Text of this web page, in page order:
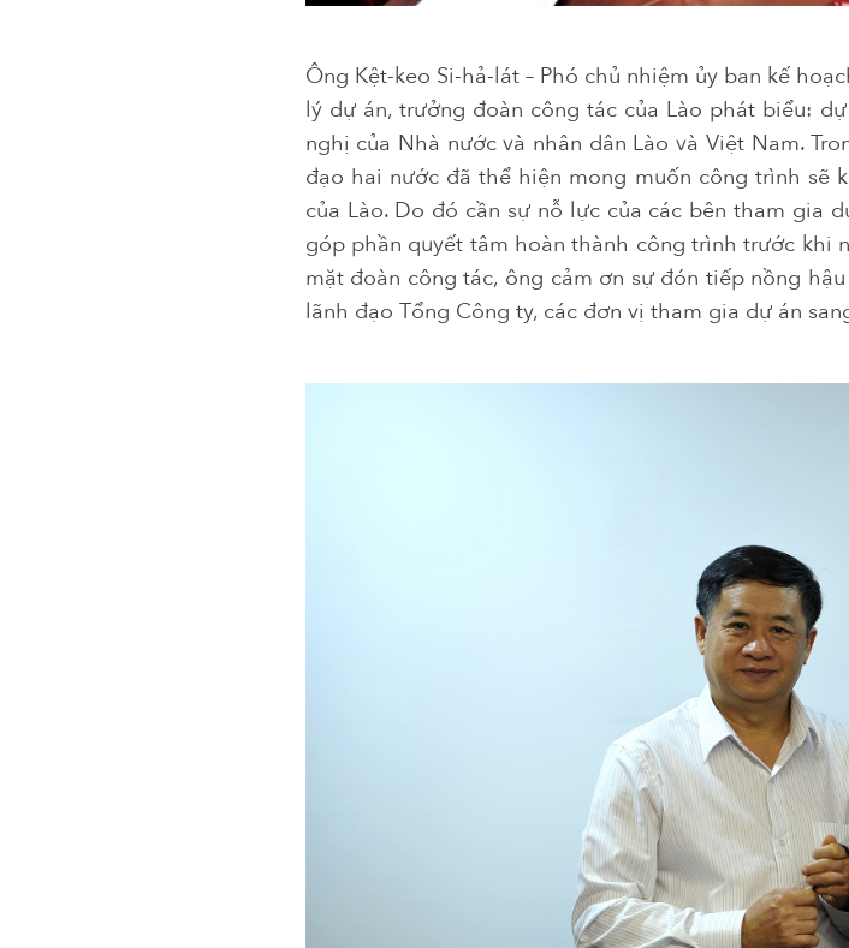
Ông Kệt-keo Si-hả-lát – Phó chủ nhiệm ủy ban kế
lý dự án, trưởng đoàn công tác của Lào phát biểu:
nghị của Nhà nước và nhân dân Lào và Việt Nam.
đạo hai nước đã thể hiện mong muốn công trình
của Lào. Do đó cần sự nỗ lực của các bên tham gia
góp phần quyết tâm hoàn thành công trình trước khi
mặt đoàn công tác, ông cảm ơn sự đón tiếp nồng
lãnh đạo Tổng Công ty, các đơn vị tham gia dự án